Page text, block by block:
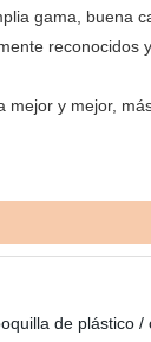
gama, buena
reconocidos
y mejor,
de plástico